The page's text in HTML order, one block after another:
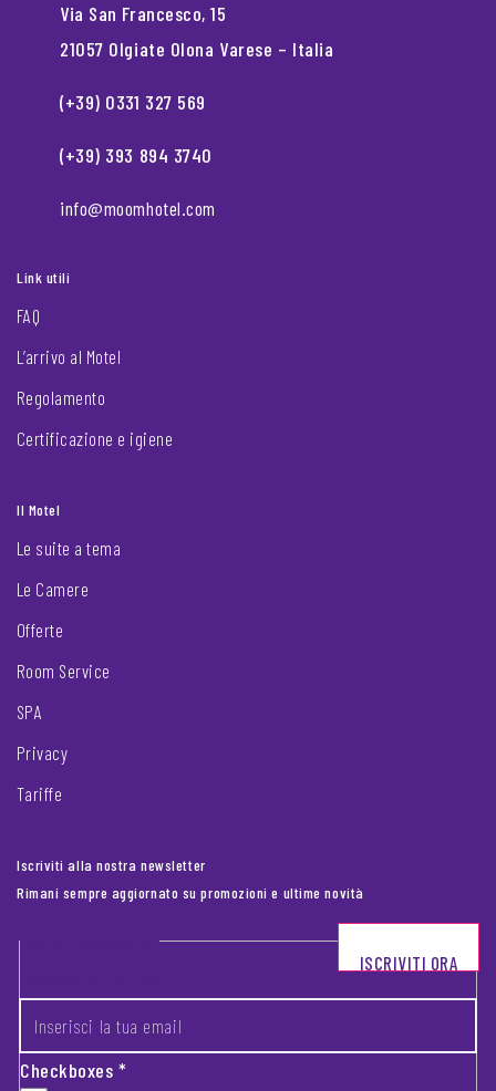
Via San Francesco, 15
21057 Olgiate Olona Varese – Italia
(+39) 0331 327 569
(+39) 393 894 3740
info@moomhotel.com
Link utili
FAQ
L’arrivo al Motel
Regolamento
Certificazione e igiene
Il Motel
Le suite a tema
Le Camere
Offerte
Room Service
SPA
Privacy
Tariffe
Iscriviti alla nostra newsletter
Rimani sempre aggiornato su promozioni e ultime novità
Footer newsletter
Checkboxes*
ISCRIVITI ORA